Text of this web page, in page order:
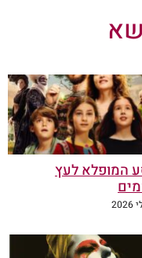
המופלא לעץ